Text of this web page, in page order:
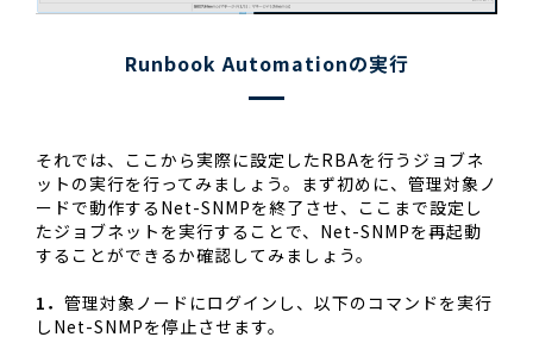
Runbook Automationの実行
それでは、ここから実際に設定したRBAを行うジョブネ
ットの実行を行ってみましょう。まず初めに、管理対象ノ
ードで動作するNet-SNMPを終了させ、ここまで設定し
たジョブネットを実行することで、Net-SNMPを再起動
することができるか確認してみましょう。
1． 管理対象ノードにログインし、以下のコマンドを実行
しNet-SNMPを停止させます。